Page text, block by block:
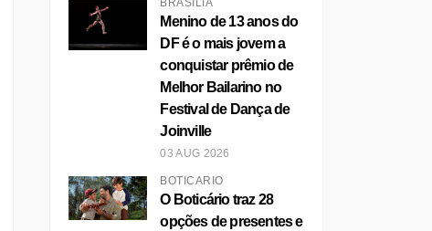
DISNEY MAGIC
BRASÍLIA
Menino de 13 anos do
DF é o mais jovem a
conquistar prêmio de
Melhor Bailarino no
Festival de Dança de
Joinville
03 AUG 2026
BOTICÁRIO
O Boticário traz 28
opções de presentes e